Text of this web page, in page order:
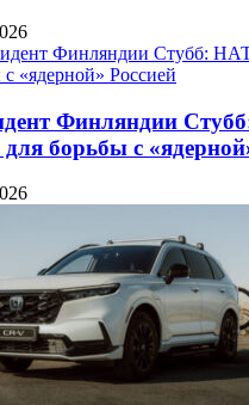
Финляндии
борьбы с